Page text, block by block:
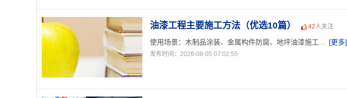
油漆工程主要施工方法（优选10篇） 42人关注
使用场景：木制品涂装、金属构件防腐、地坪油漆施工... [更多]
发布时间：2026-08-05 07:02:55